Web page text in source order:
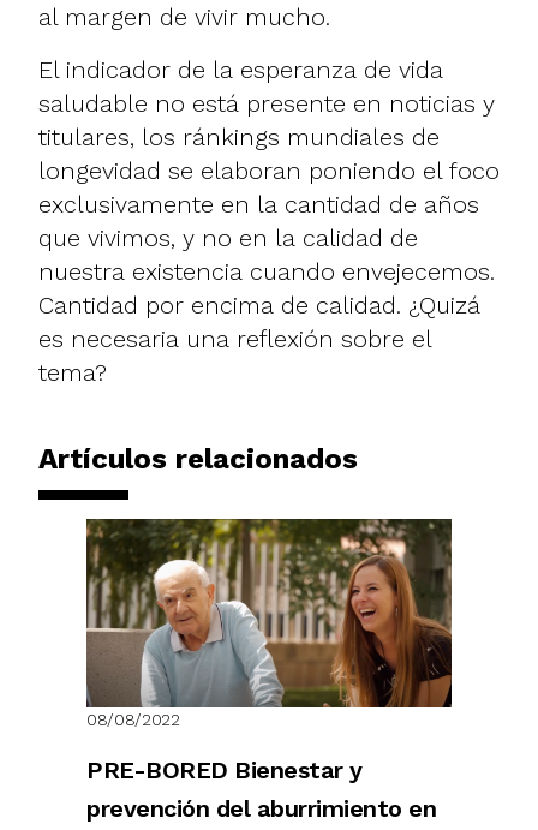
al margen de vivir mucho.
El indicador de la esperanza de vida
saludable no está presente en noticias y
titulares, los ránkings mundiales de
longevidad se elaboran poniendo el foco
exclusivamente en la cantidad de años
que vivimos, y no en la calidad de
nuestra existencia cuando envejecemos.
Cantidad por encima de calidad. ¿Quizá
es necesaria una reflexión sobre el
tema?
Artículos relacionados
08/08/2022
PRE-BORED Bienestar y
prevención del aburrimiento en